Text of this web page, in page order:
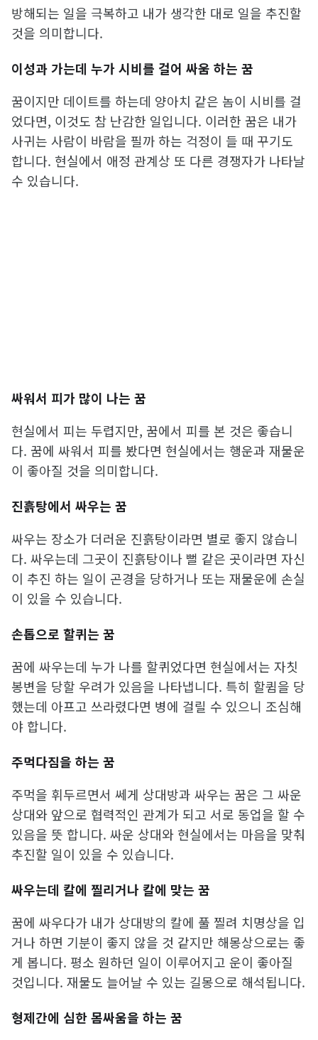
방해되는 일을 극복하고 내가 생각한 대로 일을 추진할
것을 의미합니다.
이성과 가는데 누가 시비를 걸어 싸움 하는 꿈
꿈이지만 데이트를 하는데 양아치 같은 놈이 시비를 걸
었다면, 이것도 참 난감한 일입니다. 이러한 꿈은 내가
사귀는 사람이 바람을 필까 하는 걱정이 들 때 꾸기도
합니다. 현실에서 애정 관계상 또 다른 경쟁자가 나타날
수 있습니다.
싸워서 피가 많이 나는 꿈
현실에서 피는 두렵지만, 꿈에서 피를 본 것은 좋습니
다. 꿈에 싸워서 피를 봤다면 현실에서는 행운과 재물운
이 좋아질 것을 의미합니다.
진흙탕에서 싸우는 꿈
싸우는 장소가 더러운 진흙탕이라면 별로 좋지 않습니
다. 싸우는데 그곳이 진흙탕이나 뻘 같은 곳이라면 자신
이 추진 하는 일이 곤경을 당하거나 또는 재물운에 손실
이 있을 수 있습니다.
손톱으로 할퀴는 꿈
꿈에 싸우는데 누가 나를 할퀴었다면 현실에서는 자칫
봉변을 당할 우려가 있음을 나타냅니다. 특히 할큄을 당
했는데 아프고 쓰라렸다면 병에 걸릴 수 있으니 조심해
야 합니다.
주먹다짐을 하는 꿈
주먹을 휘두르면서 쎄게 상대방과 싸우는 꿈은 그 싸운
상대와 앞으로 협력적인 관계가 되고 서로 동업을 할 수
있음을 뜻 합니다. 싸운 상대와 현실에서는 마음을 맞춰
추진할 일이 있을 수 있습니다.
싸우는데 칼에 찔리거나 칼에 맞는 꿈
꿈에 싸우다가 내가 상대방의 칼에 풀 찔려 치명상을 입
거나 하면 기분이 좋지 않을 것 같지만 해몽상으로는 좋
게 봅니다. 평소 원하던 일이 이루어지고 운이 좋아질
것입니다. 재물도 늘어날 수 있는 길몽으로 해석됩니다.
형제간에 심한 몸싸움을 하는 꿈